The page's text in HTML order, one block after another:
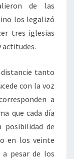
de las
los legalizó
tres iglesias
tanto
con la voz
a
que cada día
posibilidad de
en los veinte
pesar de los